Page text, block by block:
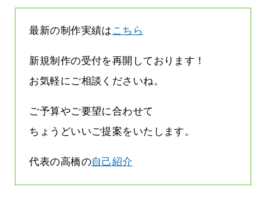
最新の制作実績は こちら
新規制作の受付を再開しております！
お気軽にご相談くださいね。
ご予算やご要望に合わせて
ちょうどいいご提案をいたします。
代表の高橋の自己紹介